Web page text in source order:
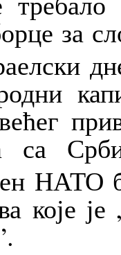
за
са
НАТО
које